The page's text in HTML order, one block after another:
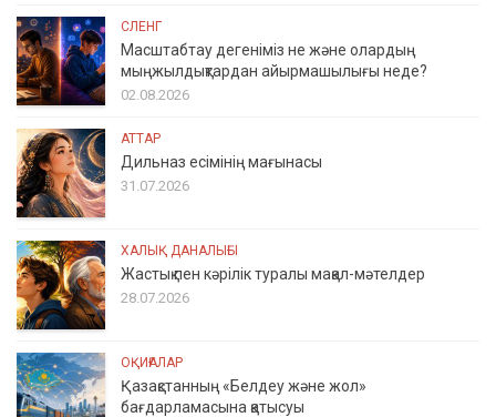
СЛЕНГ
Масштабтау дегеніміз не және олардың
мыңжылдықтардан айырмашылығы неде?
02.08.2026
АТТАР
Дильназ есімінің мағынасы
31.07.2026
ХАЛЫҚ ДАНАЛЫҒЫ
Жастық пен кәрілік туралы мақал-мәтелдер
28.07.2026
ОҚИҒАЛАР
Қазақстанның «Белдеу және жол»
бағдарламасына қатысуы